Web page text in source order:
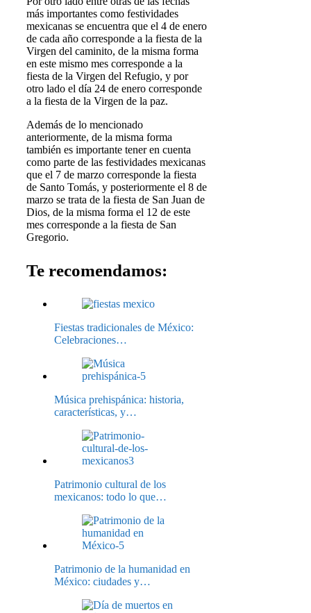
más importantes como festividades
mexicanas se encuentra que el 4 de enero
de cada año corresponde a la fiesta de la
Virgen del caminito, de la misma forma
en este mismo mes corresponde a la
fiesta de la Virgen del Refugio, y por
otro lado el día 24 de enero corresponde
a la fiesta de la Virgen de la paz.
Además de lo mencionado
anteriormente, de la misma forma
también es importante tener en cuenta
como parte de las festividades mexicanas
que el 7 de marzo corresponde la fiesta
de Santo Tomás, y posteriormente el 8 de
marzo se trata de la fiesta de San Juan de
Dios, de la misma forma el 12 de este
mes corresponde a la fiesta de San
Gregorio.
Te recomendamos:
Fiestas tradicionales de México:
Celebraciones…
Música prehispánica: historia,
características, y…
Patrimonio cultural de los
mexicanos: todo lo que…
Patrimonio de la humanidad en
México: ciudades y…